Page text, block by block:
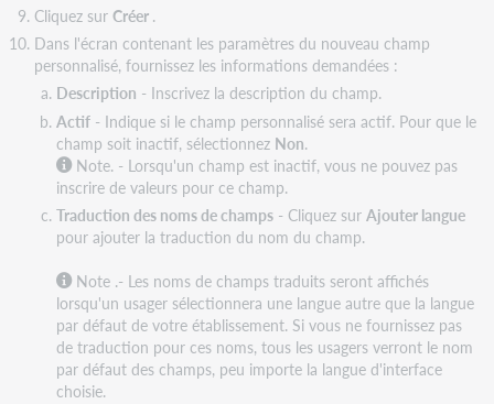
Cliquez sur Créer .
Dans l'écran contenant les paramètres du nouveau champ
personnalisé, fournissez les informations demandées :
Description - Inscrivez la description du champ.
Actif- Indique si le champ personnalisé sera actif. Pour que le
champ soit inactif, sélectionnez Non.
Note. - Lorsqu'un champ est inactif, vous ne pouvez pas
inscrire de valeurs pour ce champ.
Traduction des noms de champs- Cliquez sur Ajouter langue
pour ajouter la traduction du nom du champ.
Note.- Les noms de champs traduits seront affichés
lorsqu'un usager sélectionnera une langue autre que la langue
par défaut de votre établissement. Si vous ne fournissez pas
de traduction pour ces noms, tous les usagers verront le nom
par défaut des champs, peu importe la langue d'interface
choisie.